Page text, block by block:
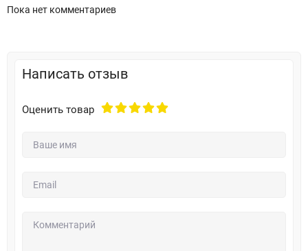
Пока нет комментариев
Написать отзыв
Оценить товар